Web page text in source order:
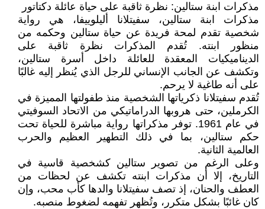
مذكرات ابنة ستالين: نظرة ثاقبة على حياة عائلة دكتاتور
مذكرات ابنة ستالين، سفيتلانا أليلوييفا، هي رواية
شخصية تقدم لمحة فريدة عن حياة ستالين وحكمه من
منظور ابنته. تُقدم المذكرات نظرة ثاقبة على
الديناميكيات المعقدة للعائلة داخل أسرة ستالين،
وتكشف عن الجانب الإنساني للرجل الذي يُنظر إليه غالبًا
على أنه طاغية لا يرحم.
تُقدم سفيتلانا ذكرياتها الشخصية منذ طفولتها المميزة في
الكرملين، حتى هروبها الدراماتيكي من الاتحاد السوفيتي
في عام 1961. توفر مذكراتها رواية مباشرة للحياة تحت
حكم ستالين، بما في ذلك التطهير العظيم والحرب
العالمية الثانية.
وعلى الرغم من تصوير ستالين كشخصية قاسية في
التاريخ، إلا أن مذكرات ابنته تكشف عن لحظات من
العطف والحنان، إذ تصف سفيتلانا والدها كأب محب، وإن
كان غائبًا بشكل متكرر، وتُظهر تفهمه لضغوط منصبه.